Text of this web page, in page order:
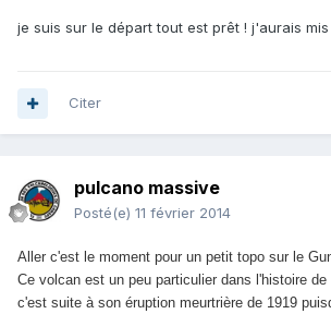
je suis sur le départ tout est prêt ! j'aurais
Citer
pulcano massive
Posté(e) 11 février 2014
Aller c'est le moment pour un petit topo sur le
Ce volcan est un peu particulier dans l'histoire
c'est suite à son éruption meurtrière de 1919